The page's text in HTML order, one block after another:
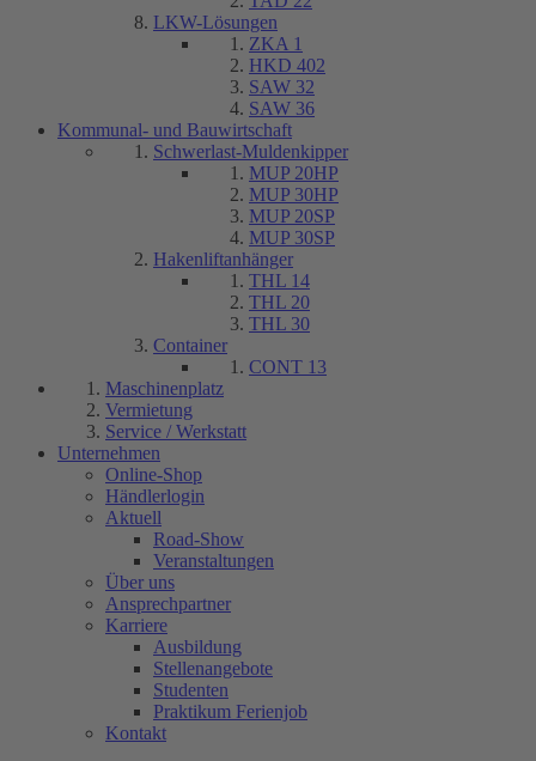
LKW-Lösungen
ZKA 1
HKD 402
SAW 32
SAW 36
Kommunal- und Bauwirtschaft
Schwerlast-Muldenkipper
MUP 20HP
MUP 30HP
MUP 20SP
MUP 30SP
Hakenliftanhänger
THL 14
THL 20
THL 30
Container
CONT 13
Maschinenplatz
Vermietung
Service / Werkstatt
Unternehmen
Online-Shop
Händlerlogin
Aktuell
Road-Show
Veranstaltungen
Über uns
Ansprechpartner
Karriere
Ausbildung
Stellenangebote
Studenten
Praktikum Ferienjob
Kontakt